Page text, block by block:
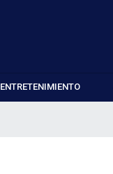
ENTRETENIMIENTO